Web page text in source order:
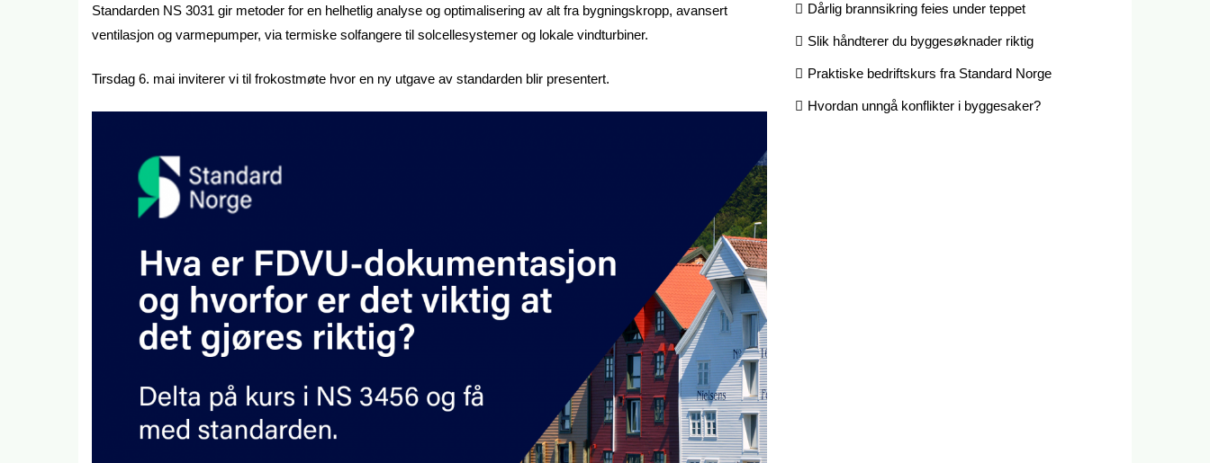
Standarden NS 3031 gir metoder for en helhetlig analyse og optimalisering av alt fra bygningskropp, avansert
ventilasjon og varmepumper, via termiske solfangere til solcellesystemer og lokale vindturbiner.
Tirsdag 6. mai inviterer vi til frokostmøte hvor en ny utgave av standarden blir presentert.
Dårlig brannsikring feies under teppet
Slik håndterer du byggesøknader riktig
Praktiske bedriftskurs fra Standard Norge
Hvordan unngå konflikter i byggesaker?